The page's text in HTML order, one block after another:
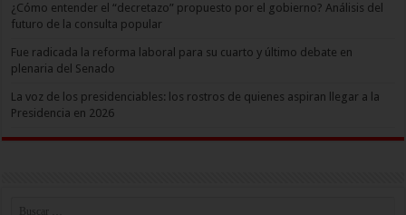
¿Cómo entender el “decretazo” propuesto por el gobierno? Análisis del
futuro de la consulta popular
Fue radicada la reforma laboral para su cuarto y último debate en
plenaria del Senado
La voz de los presidenciables: los rostros de quienes aspiran llegar a la
Presidencia en 2026